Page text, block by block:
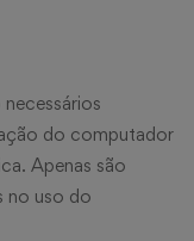
do computador
Apenas são
no uso do